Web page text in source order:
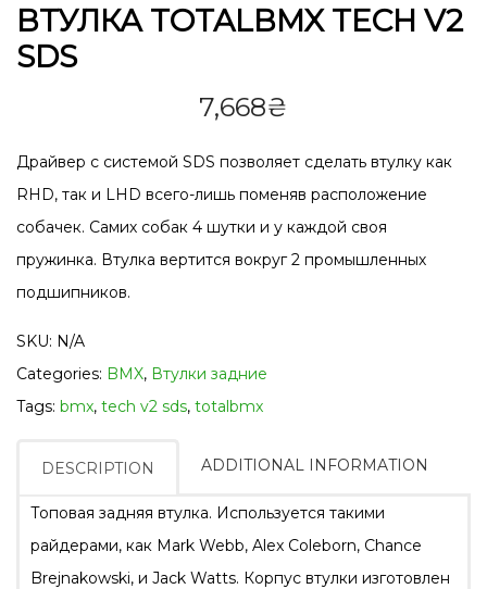
ВТУЛКА TOTALBMX TECH V2
SDS
7,668₴
Драйвер с системой SDS позволяет сделать втулку как
RHD, так и LHD всего-лишь поменяв расположение
собачек. Самих собак 4 шутки и у каждой своя
пружинка. Втулка вертится вокруг 2 промышленных
подшипников.
SKU: N/A
Categories: BMX, Втулки задние
Tags: bmx, tech v2 sds, totalbmx
DESCRIPTION ADDITIONAL INFORMATION
Топовая задняя втулка. Используется такими
райдерами, как Mark Webb, Alex Coleborn, Chance
Brejnakowski, и Jack Watts. Корпус втулки изготовлен